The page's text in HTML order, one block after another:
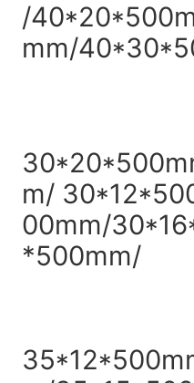
/
mm/
m/
00mm/
*500mm/